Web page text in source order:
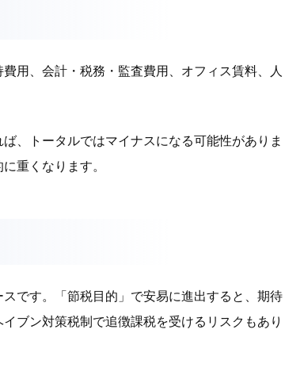
用、会計・税務・監査費用、オフィス賃料、人
、トータルではマイナスになる可能性がありま
重くなります。
です。「節税目的」で安易に進出すると、期待
ブン対策税制で追徴課税を受けるリスクもあり